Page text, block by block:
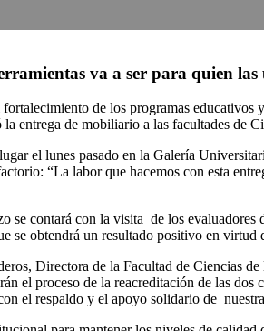
va a ser para quien
de los programas
entrega de mobiliario a las facultades de
el lunes pasado en la Galería
“La labor que hacemos con esta
contará con la visita de los evaluadores
se obtendrá un resultado positivo en
Directora de la Facultad de Ciencias
el proceso de la reacreditación de las
el respaldo y el apoyo solidario de